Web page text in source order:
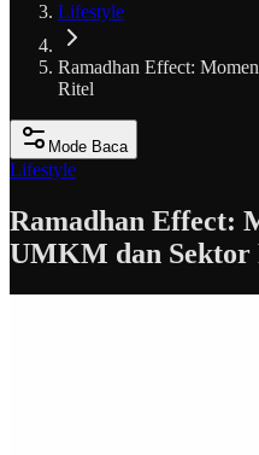
Lifestyle
Ramadhan Effect:
Ritel
Mode Baca
Lifestyle
Ramadhan Effect:
UMKM dan Sektor